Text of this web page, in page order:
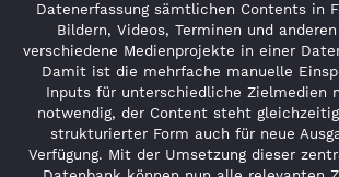
Datenerfassung sämtlichen Contents in
Bildern, Videos, Terminen und
verschiedene Medienprojekte in einer
Damit ist die mehrfache manuelle
Inputs für unterschiedliche Zielmedien
notwendig, der Content steht
strukturierter Form auch für neue
Verfügung. Mit der Umsetzung dieser